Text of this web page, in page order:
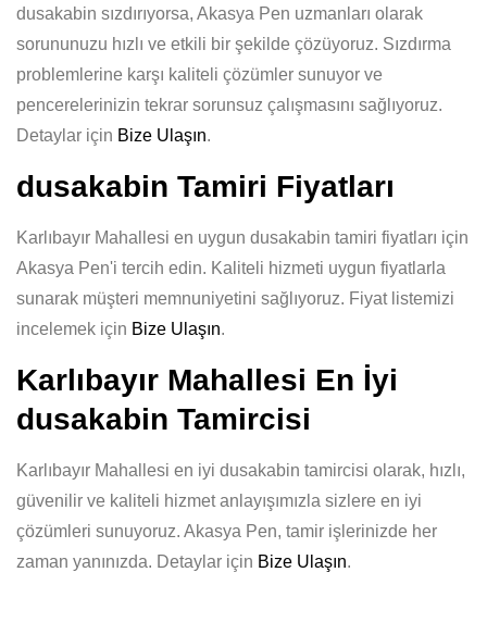
dusakabin sızdırıyorsa, Akasya Pen uzmanları olarak
sorununuzu hızlı ve etkili bir şekilde çözüyoruz. Sızdırma
problemlerine karşı kaliteli çözümler sunuyor ve
pencerelerinizin tekrar sorunsuz çalışmasını sağlıyoruz.
Detaylar için Bize Ulaşın.
dusakabin Tamiri Fiyatları
Karlıbayır Mahallesi en uygun dusakabin tamiri fiyatları için
Akasya Pen'i tercih edin. Kaliteli hizmeti uygun fiyatlarla
sunarak müşteri memnuniyetini sağlıyoruz. Fiyat listemizi
incelemek için Bize Ulaşın.
Karlıbayır Mahallesi En İyi
dusakabin Tamircisi
Karlıbayır Mahallesi en iyi dusakabin tamircisi olarak, hızlı,
güvenilir ve kaliteli hizmet anlayışımızla sizlere en iyi
çözümleri sunuyoruz. Akasya Pen, tamir işlerinizde her
zaman yanınızda. Detaylar için Bize Ulaşın.